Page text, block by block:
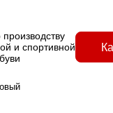
и спортивной